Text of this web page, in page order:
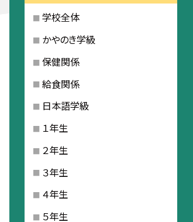
学校全体
かやのき学級
保健関係
給食関係
日本語学級
１年生
２年生
３年生
４年生
５年生